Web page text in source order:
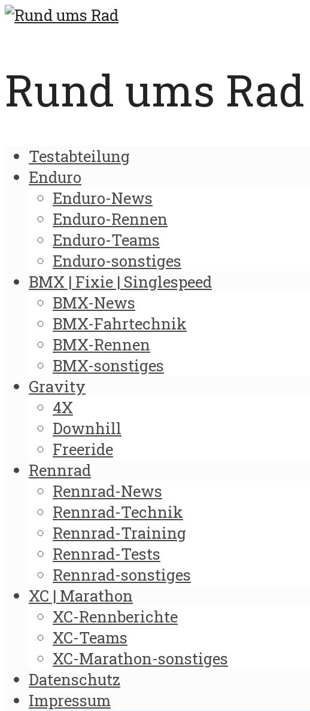
Rund ums
Testabteilung
Enduro
Enduro-News
Enduro-Rennen
Enduro-Teams
Enduro-sonstiges
BMX | Fixie | Singlespeed
BMX-News
BMX-Fahrtechnik
BMX-Rennen
BMX-sonstiges
Gravity
4X
Downhill
Freeride
Rennrad
Rennrad-News
Rennrad-Technik
Rennrad-Training
Rennrad-Tests
Rennrad-sonstiges
XC | Marathon
XC-Rennberichte
XC-Teams
XC-Marathon-sonstiges
Datenschutz
Impressum